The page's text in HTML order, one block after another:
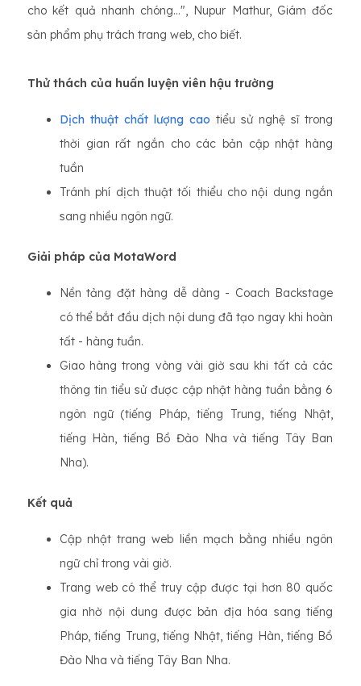
cho kết quả nhanh chóng...", Nupur Mathur, Giám đốc
sản phẩm phụ trách trang web, cho biết.
Thử thách của huấn luyện viên hậu trường
Dịch thuật chất lượng cao tiểu sử nghệ sĩ trong
thời gian rất ngắn cho các bản cập nhật hàng
tuần
Tránh phí dịch thuật tối thiểu cho nội dung ngắn
sang nhiều ngôn ngữ.
Giải pháp của MotaWord
Nền tảng đặt hàng dễ dàng - Coach Backstage
có thể bắt đầu dịch nội dung đã tạo ngay khi hoàn
tất - hàng tuần.
Giao hàng trong vòng vài giờ sau khi tất cả các
thông tin tiểu sử được cập nhật hàng tuần bằng 6
ngôn ngữ (tiếng Pháp, tiếng Trung, tiếng Nhật,
tiếng Hàn, tiếng Bồ Đào Nha và tiếng Tây Ban
Nha).
Kết quả
Cập nhật trang web liền mạch bằng nhiều ngôn
ngữ chỉ trong vài giờ.
Trang web có thể truy cập được tại hơn 80 quốc
gia nhờ nội dung được bản địa hóa sang tiếng
Pháp, tiếng Trung, tiếng Nhật, tiếng Hàn, tiếng Bồ
Đào Nha và tiếng Tây Ban Nha.